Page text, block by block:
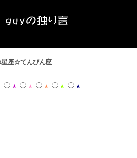
星座☆てんびん座
★ ★ ★ ★ ★